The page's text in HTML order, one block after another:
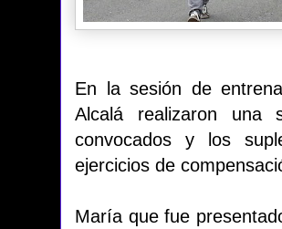
En la sesión de
Alcalá realizaron una
convocados y los
ejercicios de
María que fue